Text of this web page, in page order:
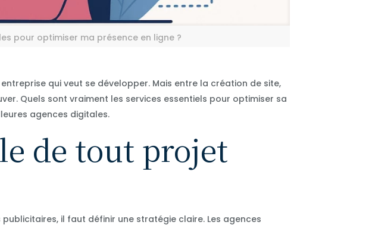
pour optimiser ma présence en ligne ?
qui veut se développer. Mais entre la création de site,
Quels sont vraiment les services essentiels pour optimiser sa
agences digitales.
de tout projet
il faut définir une stratégie claire. Les agences